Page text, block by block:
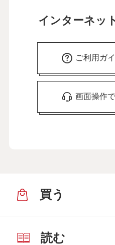
インターネッ
ご利用ガ
画面操作
買う
読む